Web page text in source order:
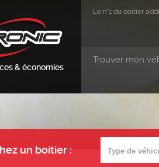
& économies
Trouver mon
Le n°1 du boitier
un boitier :